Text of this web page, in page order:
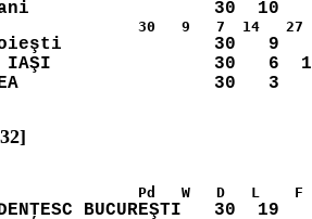
30   9
IAŞI               30   6
BUCUREŞTI